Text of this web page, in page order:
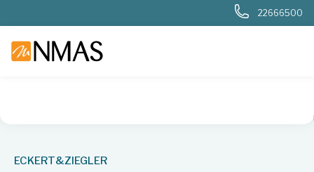
22666500
Nukleær, strålevern, beredskap,
ECKERT&ZIEGLER